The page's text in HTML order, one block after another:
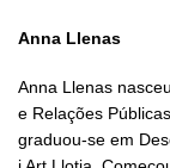
Anna Llenas
Anna Llenas
e Relações
graduou-se em